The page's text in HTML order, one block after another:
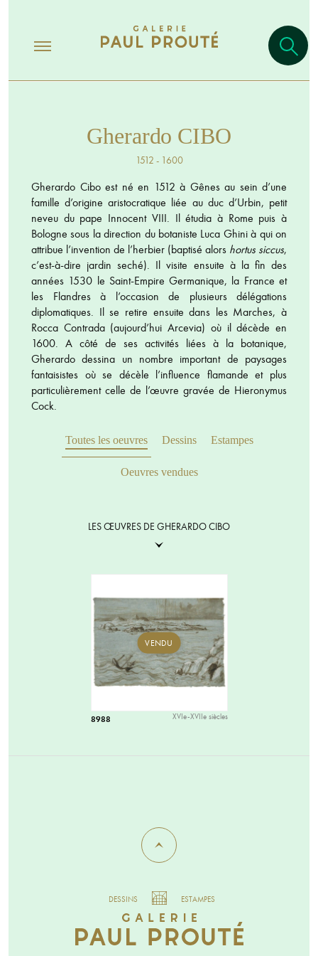
Gherardo CIBO
1512 - 1600
Gherardo Cibo est né en 1512 à Gênes au sein d’une
famille d’origine aristocratique liée au duc d’Urbin, petit
neveu du pape Innocent VIII. Il étudia à Rome puis à
Bologne sous la direction du botaniste Luca Ghini à qui on
attribue l’invention de l’herbier (baptisé alors hortus siccus,
c’est-à-dire jardin seché). Il visite ensuite à la fin des
années 1530 le Saint-Empire Germanique, la France et
les Flandres à l’occasion de plusieurs délégations
diplomatiques. Il se retire ensuite dans les Marches, à
Rocca Contrada (aujourd’hui Arcevia) où il décède en
1600. A côté de ses activités liées à la botanique,
Gherardo dessina un nombre important de paysages
fantaisistes où se décèle l’influence flamande et plus
particulièrement celle de l’œuvre gravée de Hieronymus
Cock.
Toutes les oeuvres Dessins Estampes
Oeuvres vendues
LES ŒUVRES DE GHERARDO CIBO
VENDU
8988 XVIe-XVIIe siècles
DESSINS ESTAMPES